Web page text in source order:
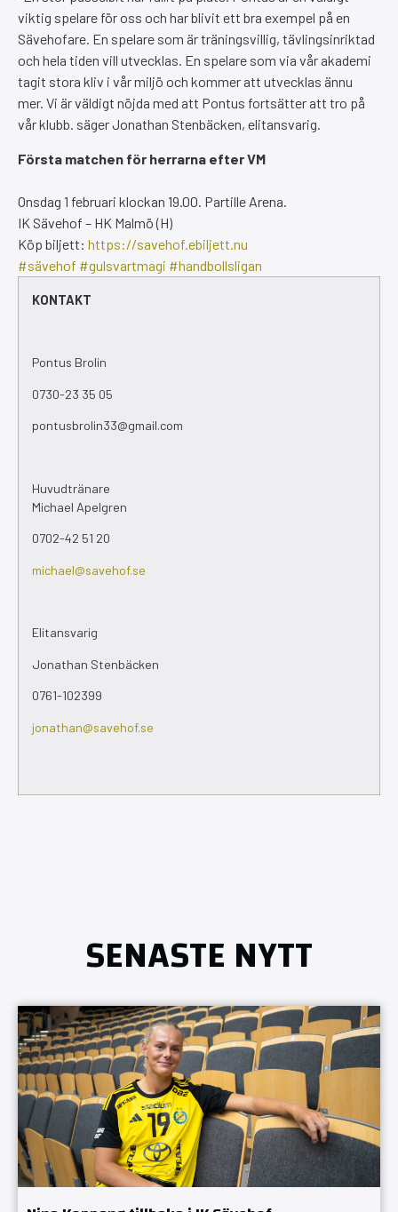
viktig spelare för oss och har blivit ett bra exempel på en
Sävehofare. En spelare som är träningsvillig, tävlingsinriktad
och hela tiden vill utvecklas. En spelare som via vår akademi
tagit stora kliv i vår miljö och kommer att utvecklas ännu
mer. Vi är väldigt nöjda med att Pontus fortsätter att tro på
vår klubb. säger Jonathan Stenbäcken, elitansvarig.
Första matchen för herrarna efter VM
Onsdag 1 februari klockan 19.00. Partille Arena.
IK Sävehof – HK Malmö (H)
Köp biljett: https://savehof.ebiljett.nu
#sävehof #gulsvartmagi #handbollsligan
KONTAKT
Pontus Brolin
0730-23 35 05
pontusbrolin33@gmail.com
Huvudtränare
Michael Apelgren
0702-42 51 20
michael@savehof.se
Elitansvarig
Jonathan Stenbäcken
0761-102399
jonathan@savehof.se
SENASTE NYTT